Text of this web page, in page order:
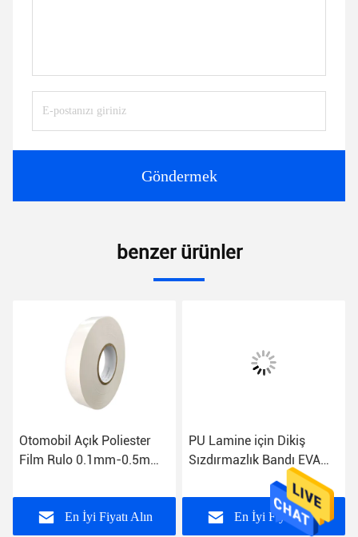
Göndermek
benzer ürünler
Otomobil Açık Poliester
Film Rulo 0.1mm-0.5mm
En İyi Fiyatı Alın
PU Lamine için Dikiş
Sızdırmazlık Bandı EVA
Yumuşak 20mm Sıcak
Eriyik Yapışkan Bant
En İyi Fiyatı Alın